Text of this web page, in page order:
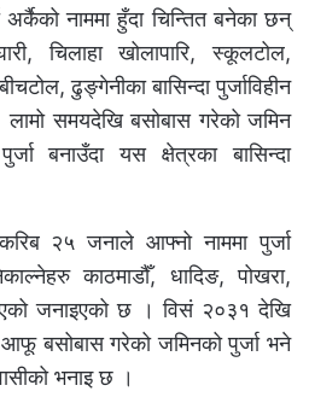
अर्कैको नाममा हुँदा चिन्तित बनेका छन्
चिलाहा खोलापारि, स्कूलटोल,
ढुङ्गेनीका बासिन्दा पुर्जाविहीन
समयदेखि बसोबास गरेको जमिन
बनाउँदा यस क्षेत्रका बासिन्दा
२५ जनाले आफ्नो नाममा पुर्जा
काठमाडौँ, धादिङ, पोखरा,
जनाइएको छ । विसं २०३१ देखि
बसोबास गरेको जमिनको पुर्जा भने
भनाइ छ ।